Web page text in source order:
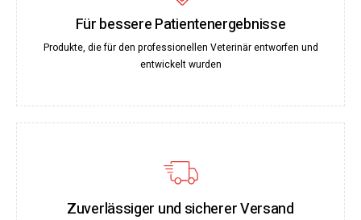
Für bessere Patientenergebnisse
Produkte, die für den professionellen Veterinär entworfen und
entwickelt wurden
Zuverlässiger und sicherer Versand